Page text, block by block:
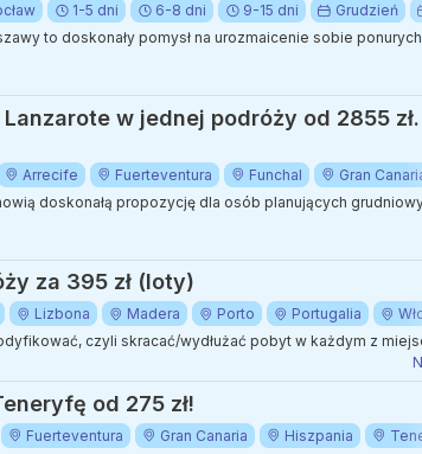
1-5 dni 6-8 dni 9-15 dni Grudzień
to doskonały pomysł na urozmaicenie sobie
w jednej podróży od 2855 zł.
Arrecife Fuerteventura Funchal Gran
doskonałą propozycję dla osób planujących
za 395 zł (loty)
Lizbona Madera Porto Portugalia
czyli skracać/wydłużać pobyt w każdym z
od 275 zł!
Fuerteventura Gran Canaria Hiszpania